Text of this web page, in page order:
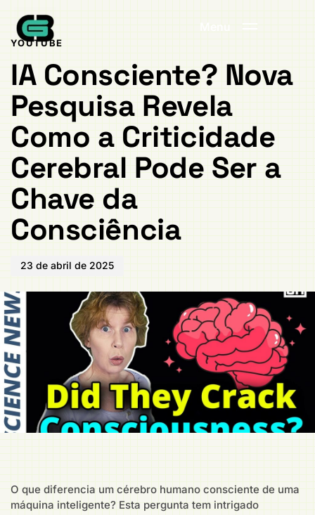
Menu
EM:
YOUTUBE
IA Consciente? Nova
Pesquisa Revela
Como a Criticidade
Cerebral Pode Ser a
Chave da
Consciência
em:
23 de abril de 2025
O que diferencia um cérebro humano consciente de uma
máquina inteligente? Esta pergunta tem intrigado